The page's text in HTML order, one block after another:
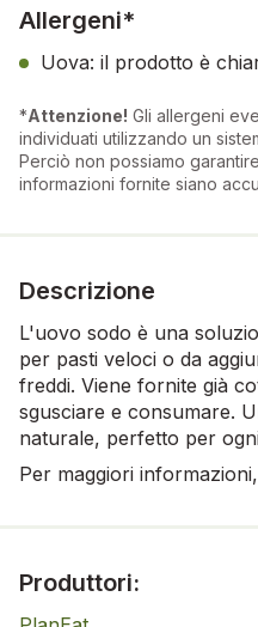
Allergeni*
Uova: il prodotto è
*Attenzione! Gli allergeni
individuati utilizzando un
Perciò non possiamo
informazioni fornite siano
Descrizione
L'uovo sodo è una
per pasti veloci o da
freddi. Viene fornite già
sgusciare e consumare.
naturale, perfetto per
Per maggiori
Produttori: